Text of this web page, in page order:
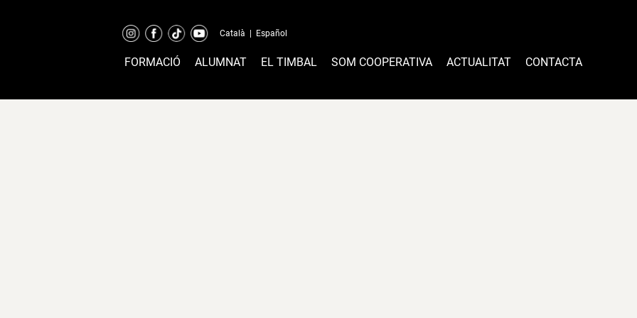
Català Español
FORMACIÓ ALUMNAT EL TIMBAL SOM COOPERATIVA ACTUALITAT CONTACTA